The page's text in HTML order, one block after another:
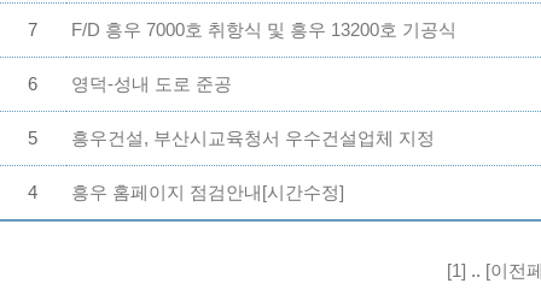
7 F/D 흥우 7000호 취항식 및 흥우 13200호 기공식
6 영덕-성내 도로 준공
5 흥우건설, 부산시교육청서 우수건설업체 지정
4 흥우 홈페이지 점검안내[시간수정]
[1] .. [이전